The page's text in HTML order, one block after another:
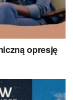
opresję